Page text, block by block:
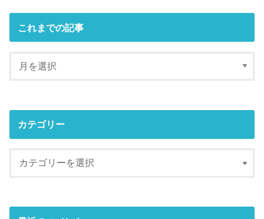
これまでの記事
カテゴリー